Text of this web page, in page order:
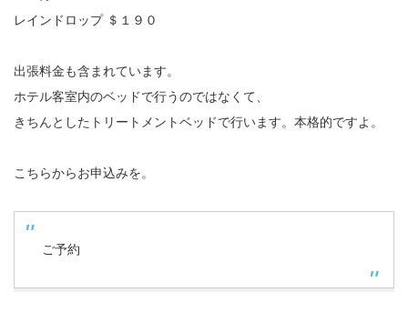
レインドロップ ＄１９０
出張料金も含まれています。
ホテル客室内のベッドで行うのではなくて、
きちんとしたトリートメントベッドで行います。本格的ですよ。
こちらからお申込みを。
ご予約